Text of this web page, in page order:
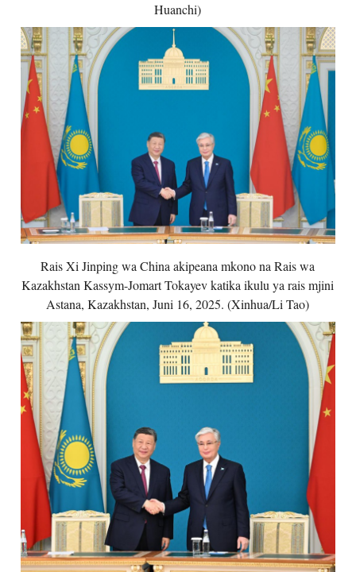
Huanchi)
Rais Xi Jinping wa China akipeana mkono na Rais wa
Kazakhstan Kassym-Jomart Tokayev katika ikulu ya rais mjini
Astana, Kazakhstan, Juni 16, 2025. (Xinhua/Li Tao)